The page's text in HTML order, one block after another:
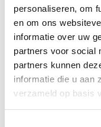
personaliseren, om
en om ons
informatie over uw
partners voor social
partners kunnen
informatie die u aan
verzameld op basis